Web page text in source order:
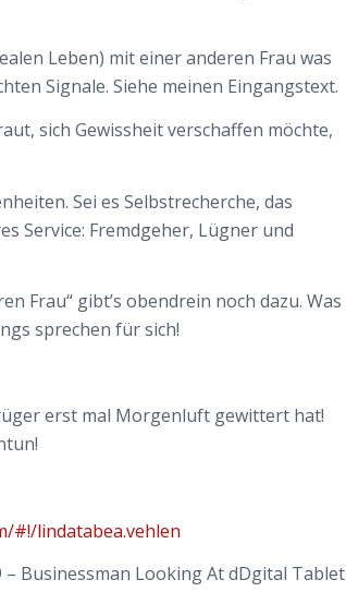
Leben) mit einer anderen Frau was
Signale. Siehe meinen Eingangstext.
sich Gewissheit verschaffen möchte,
Sei es Selbstrecherche, das
Service: Fremdgeher, Lügner und
Frau“ gibt’s obendrein noch dazu. Was
sprechen für sich!
erst mal Morgenluft gewittert hat!
#!/lindatabea.vehlen
– Businessman Looking At dDgital Tablet